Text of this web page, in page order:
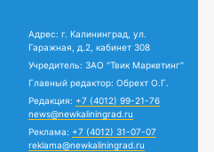
Адрес: г. Калининград, ул.
Гаражная, д.2, кабинет 308
Учредитель: ЗАО "Твик Маркетинг"
Главный редактор: Обрехт О.Г.
Редакция: +7 (4012) 99-21-76
news@newkaliningrad.ru
Реклама: +7 (4012) 31-07-07
reklama@newkaliningrad.ru